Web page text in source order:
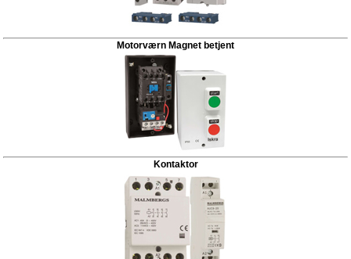
Motorværn Magnet betjent
Kontaktor